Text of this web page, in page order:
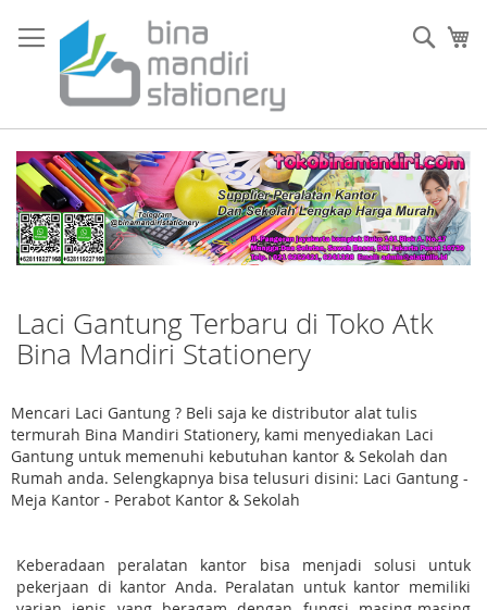
to
Content
Laci Gantung Terbaru di Toko Atk
Bina Mandiri Stationery
Mencari Laci Gantung ? Beli saja ke distributor alat tulis
termurah Bina Mandiri Stationery, kami menyediakan Laci
Gantung untuk memenuhi kebutuhan kantor & Sekolah dan
Rumah anda. Selengkapnya bisa telusuri disini: Laci Gantung -
Meja Kantor - Perabot Kantor & Sekolah
Keberadaan peralatan kantor bisa menjadi solusi untuk
pekerjaan di kantor Anda. Peralatan untuk kantor memiliki